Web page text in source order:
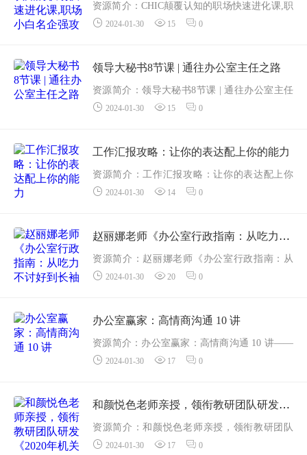
资源简介：CHIC颠覆认知的职场快速进化课,职
场小白名企强攻指南——更多资源,课程更新在
吗?...
2024-01-30 15 0
领导大秘书8节课 | 通往办公室主任之路
资源简介：领导大秘书8节课 | 通往办公室主任
之路——更多资源,课程更新在 甜心资源网 不少
道如...
2024-01-30 15 0
工作汇报攻略：让你的表达配上你的能力
资源简介：工作汇报攻略：让你的表达配上你
的能力——更多资源,课程更新在 甜心资源网 汇
的重要机会...
2024-01-30 14 0
赵丽娜老师《办公室行政指南：从吃力不讨好到长袖善舞》
资源简介：赵丽娜老师《办公室行政指南：从
吃力不讨好到长袖善舞》——更多资源,课程更
么简单。行...
2024-01-30 20 0
办公室赢家：高情商沟通 10 讲
资源简介：办公室赢家：高情商沟通 10 讲——
更多资源,课程更新在 甜心资源网 为什么职场上
鱼？...
2024-01-30 17 0
和颜悦色老师亲授，领衔教研团队研发《2020年机关文秘训练营》
资源简介：和颜悦色老师亲授，领衔教研团队
研发《2020年机关文秘训练营》——更多资源,
2024-01-30 17 0